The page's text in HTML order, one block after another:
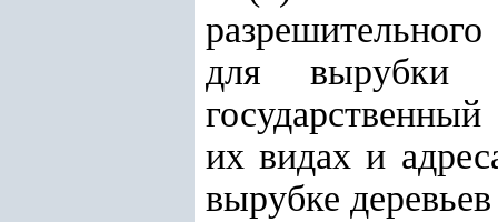
для вырубки
их видах и
вырубке